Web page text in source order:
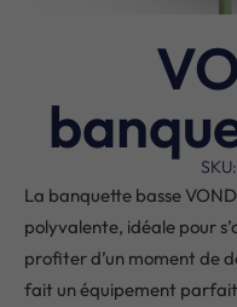
La banquette basse
polyvalente, idéale pour
profiter d’un moment de
fait un équipement